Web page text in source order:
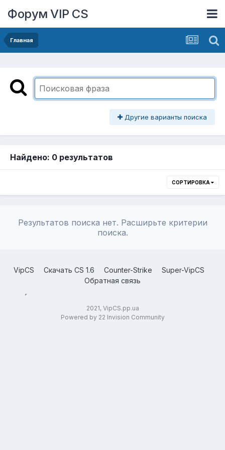
Форум VIP CS
Главная
Другие варианты поиска
Найдено: 0 результатов
СОРТИРОВКА
Результатов поиска нет. Расширьте критерии
поиска.
VipCS Скачать CS 1.6 Counter-Strike
Super-VipCS
Обратная связь
2021, VipCS.pp.ua
Powered by 22 Invision Community